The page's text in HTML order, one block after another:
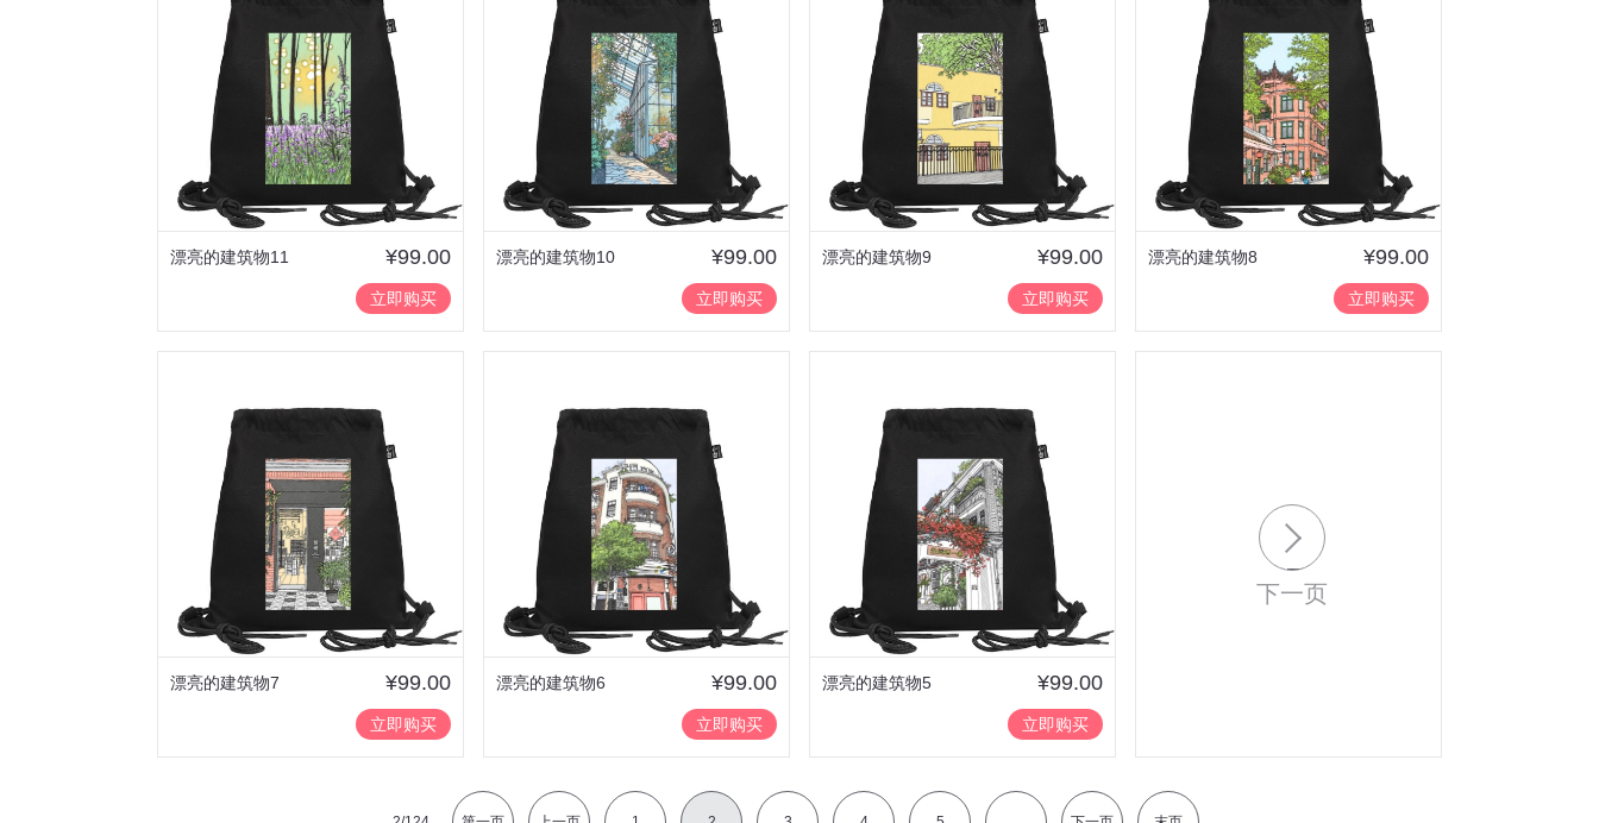
漂亮的建筑物11 ¥99.00
立即购买
漂亮的建筑物10 ¥99.00
立即购买
漂亮的建筑物9 ¥99.00
立即购买
漂亮的建筑物8 ¥99.00
立即购买
漂亮的建筑物7 ¥99.00
立即购买
漂亮的建筑物6 ¥99.00
立即购买
漂亮的建筑物5 ¥99.00
立即购买
下一页